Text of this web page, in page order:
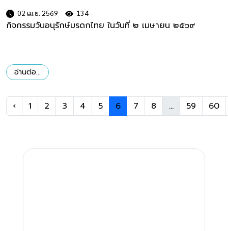
02 เม.ย. 2569 134
กิจกรรมวันอนุรักษ์มรดกไทย ในวันที่ ๒ เมษายน ๒๕๖๙
อ่านต่อ...
‹ 1 2 3 4 5 6 7 8 ... 59 60